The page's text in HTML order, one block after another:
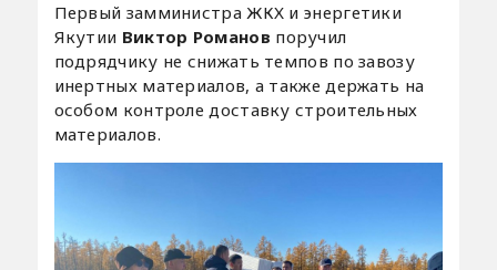
Первый замминистра ЖКХ и энергетики
Якутии Виктор Романов поручил
подрядчику не снижать темпов по завозу
инертных материалов, а также держать на
особом контроле доставку строительных
материалов.